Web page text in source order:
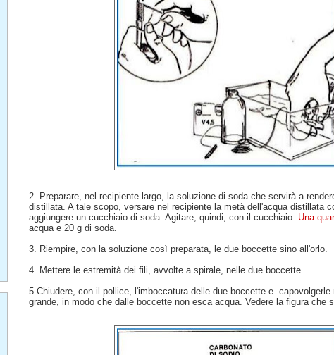
2. Preparare, nel recipiente largo, la soluzione di soda che servirà a
distillata. A tale scopo, versare nel recipiente la metà dell'acqua distillata
aggiungere un cucchiaio di soda. Agitare, quindi, con il cucchiaio. Una
acqua e 20 g di soda.
3. Riempire, con la soluzione così preparata, le due boccette sino all'orlo.
4. Mettere le estremità dei fili, avvolte a spirale, nelle due boccette.
5.Chiudere, con il pollice, l'imboccatura delle due boccette e capovolgerle
grande, in modo che dalle boccette non esca acqua. Vedere la figura che